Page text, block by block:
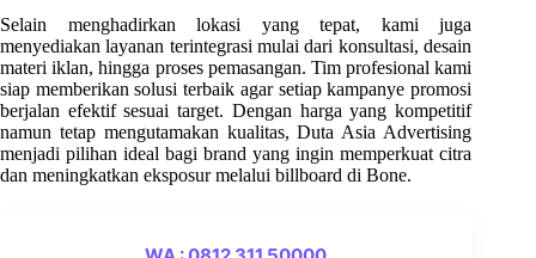
Selain menghadirkan lokasi yang tepat, kami juga
menyediakan layanan terintegrasi mulai dari konsultasi, desain
materi iklan, hingga proses pemasangan. Tim profesional kami
siap memberikan solusi terbaik agar setiap kampanye promosi
berjalan efektif sesuai target. Dengan harga yang kompetitif
namun tetap mengutamakan kualitas, Duta Asia Advertising
menjadi pilihan ideal bagi brand yang ingin memperkuat citra
dan meningkatkan eksposur melalui billboard di Bone.